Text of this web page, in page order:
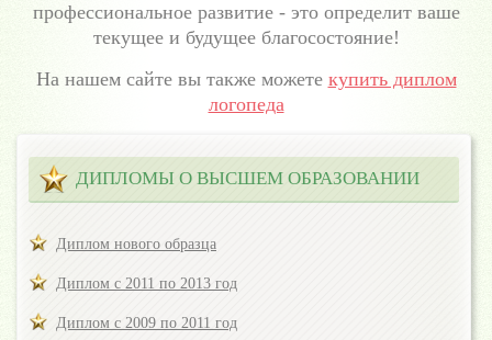
профессиональное развитие - это определит ваше
текущее и будущее благосостояние!
На нашем сайте вы также можете купить диплом
логопеда
ДИПЛОМЫ О ВЫСШЕМ ОБРАЗОВАНИИ
Диплом нового образца
Диплом с 2011 по 2013 год
Диплом с 2009 по 2011 год